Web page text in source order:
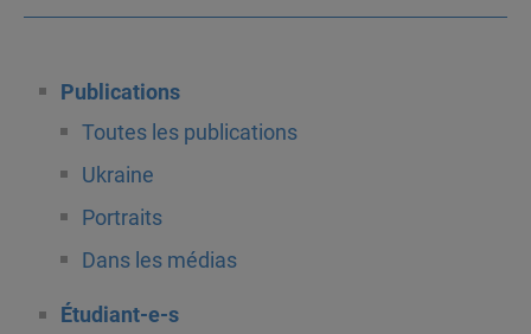
Publications
Toutes les publications
Ukraine
Portraits
Dans les médias
Étudiant-e-s